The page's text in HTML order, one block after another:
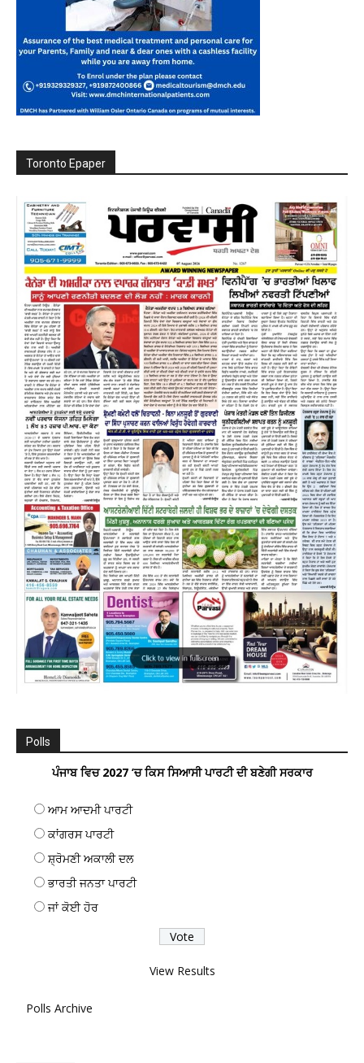
Toronto Epaper
Polls
ਪੰਜਾਬ ਵਿਚ 2027 ’ਚ ਕਿਸ ਸਿਆਸੀ ਪਾਰਟੀ ਦੀ ਬਣੇਗੀ ਸਰਕਾਰ
ਆਮ ਆਦਮੀ ਪਾਰਟੀ
ਕਾਂਗਰਸ ਪਾਰਟੀ
ਸ਼੍ਰੋਮਣੀ ਅਕਾਲੀ ਦਲ
ਭਾਰਤੀ ਜਨਤਾ ਪਾਰਟੀ
ਜਾਂ ਕੋਈ ਹੋਰ
View Results
Polls Archive